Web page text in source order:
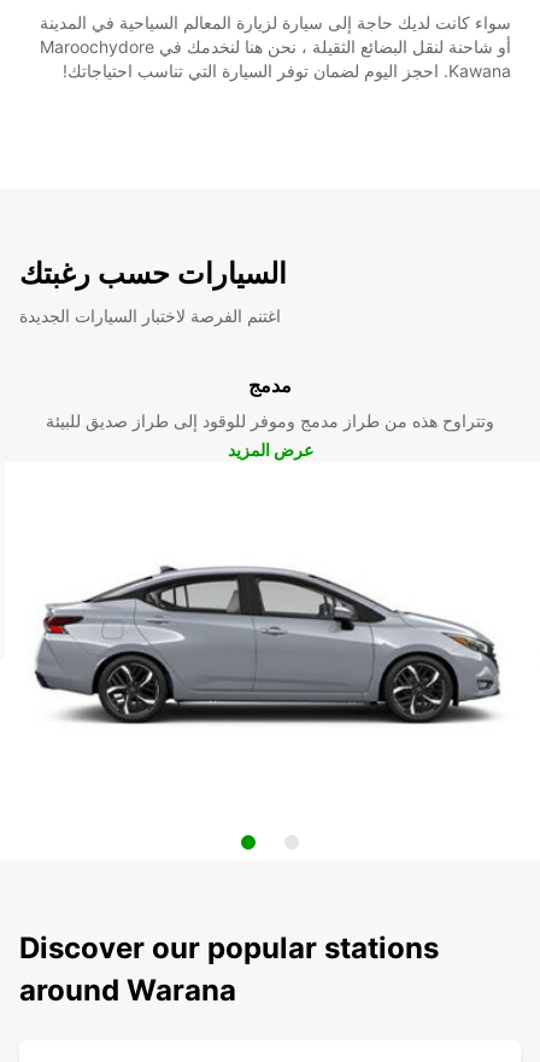
سواء كانت لديك حاجة إلى سيارة لزيارة المعالم السياحية في المدينة
أو شاحنة لنقل البضائع الثقيلة ، نحن هنا لنخدمك في Maroochydore
Kawana. احجز اليوم لضمان توفر السيارة التي تناسب احتياجاتك!
السيارات حسب رغبتك
اغتنم الفرصة لاختبار السيارات الجديدة
مدمج
وتتراوح هذه من طراز مدمج وموفر للوقود إلى طراز صديق للبيئة
عرض المزيد
Discover our popular stations
around Warana